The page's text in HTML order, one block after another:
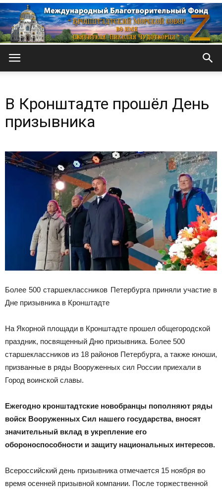
Морской
собор
В Кронштадте прошёл День
призывника
Более 500 старшеклассников Петербурга приняли участие в
Дне призывника в Кронштадте
На Якорной площади в Кронштадте прошел общегородской
праздник, посвященный Дню призывника. Более 500
старшеклассников из 18 районов Петербурга, а также юноши,
призванные в ряды Вооруженных сил России приехали в
Город воинской славы.
Ежегодно кронштадтские новобранцы пополняют ряды
войск Вооруженных Сил нашего государства, вносят
значительный вклад в укрепление его
обороноспособности и защиту национальных интересов.
Всероссийский день призывника отмечается 15 ноября во
время осенней призывной компании. После торжественной